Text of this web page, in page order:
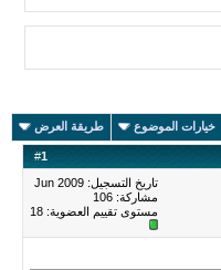
خيارات الموضوع طريقة العرض
#1
تاريخ التسجيل: Jun 2009
مشاركة: 106
مستوى تقييم العضوية: 18